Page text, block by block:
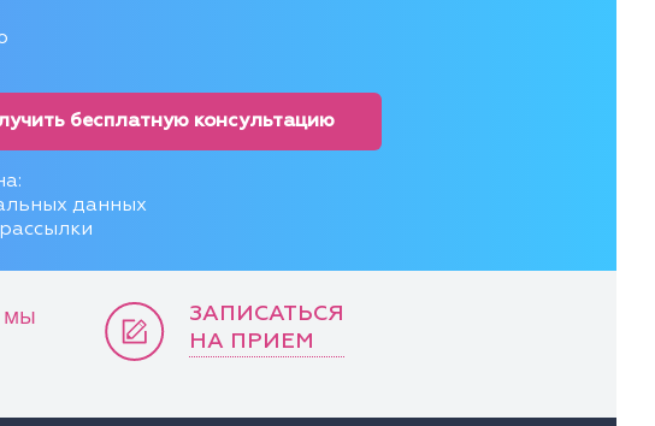
бесплатную консультацию
данных
мы
ЗАПИСАТЬСЯ
НА ПРИЕМ